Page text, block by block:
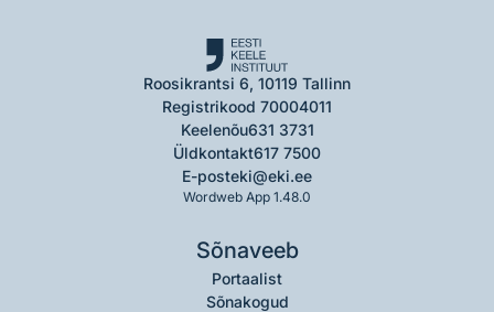
Roosikrantsi 6, 10119 Tallinn
Registrikood 70004011
Keelenõu631 3731
Üldkontakt617 7500
E-posteki@eki.ee
Wordweb App 1.48.0
Sõnaveeb
Portaalist
Sõnakogud